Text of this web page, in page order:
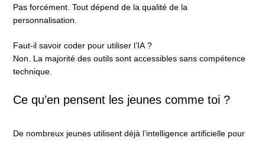
Pas forcément. Tout dépend de la qualité de la
personnalisation.
Faut-il savoir coder pour utiliser l’IA ?
Non. La majorité des outils sont accessibles sans compétence
technique.
Ce qu’en pensent les jeunes comme toi ?
De nombreux jeunes utilisent déjà l’intelligence artificielle pour